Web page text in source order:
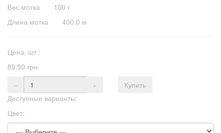
Вес мотка 100 г
Длина мотка 400.0 м
Цена, шт :
89.50 грн
Купить
Доступные варианты:
Цвет: